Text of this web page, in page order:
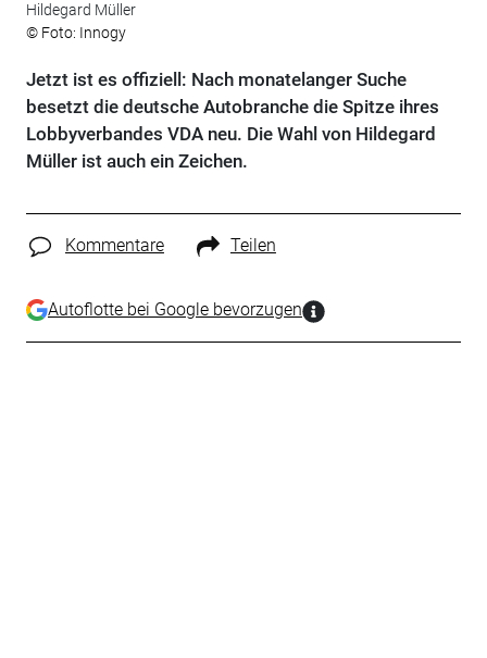
Hildegard Müller
© Foto: Innogy
Jetzt ist es offiziell: Nach monatelanger Suche
besetzt die deutsche Autobranche die Spitze ihres
Lobbyverbandes VDA neu. Die Wahl von Hildegard
Müller ist auch ein Zeichen.
Kommentare Teilen
Autoflotte bei Google bevorzugen